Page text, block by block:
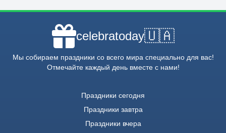
celebratoday🇺🇦
Мы собираем праздники со всего мира специально для вас!
Отмечайте каждый день вместе с нами!
Праздники сегодня
Праздники завтра
Праздники вчера